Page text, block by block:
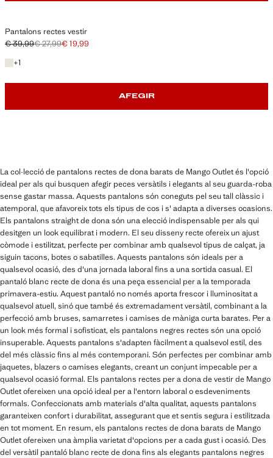
Pantalons rectes vestir
Preu inicial ratllat [€ 39,99 ]
€ 39,99
Segon preu ratllat [€ 27,99 ]
€ 27,99
Preu actual [€ 19,99 ]
€ 19,99
+1
+1 color
AFEGIR
La col·lecció de pantalons rectes de dona barats de Mango Outlet és l'opció
ideal per als qui busquen afegir peces versàtils i elegants al seu guarda-roba
sense gastar massa. Aquests pantalons són coneguts pel seu tall clàssic i
atemporal, que afavoreix tots els tipus de cos i s' adapta a diverses ocasions.
Els pantalons straight de dona són una elecció indispensable per als qui
desitgen un look equilibrat i modern. El seu disseny recte ofereix un ajust
còmode i estilitzat, perfecte per combinar amb qualsevol tipus de calçat, ja
siguin tacons, botes o sabatilles. Aquests pantalons són ideals per a
qualsevol ocasió, des d'una jornada laboral fins a una sortida casual. El
pantaló blanc recte de dona és una peça essencial per a la temporada
primavera-estiu. Aquest pantaló no només aporta frescor i lluminositat a
qualsevol atuell, sinó que també és extremadament versàtil, combinant a la
perfecció amb bruses, samarretes i camises de màniga curta barates. Per a
un look més formal i sofisticat, els pantalons negres rectes són una opció
insuperable. Aquests pantalons s'adapten fàcilment a qualsevol estil, des
del més clàssic fins al més contemporani. Són perfectes per combinar amb
jaquetes, blazers o camises elegants, creant un conjunt impecable per a
qualsevol ocasió formal. Els pantalons rectes per a dona de vestir de Mango
Outlet ofereixen una opció ideal per a l'entorn laboral o esdeveniments
formals. Confeccionats amb materials d'alta qualitat, aquests pantalons
garanteixen confort i durabilitat, assegurant que et sentis segura i estilitzada
en tot moment. En resum, els pantalons rectes de dona barats de Mango
Outlet ofereixen una àmplia varietat d'opcions per a cada gust i ocasió. Des
del versàtil pantaló blanc recte de dona fins als elegants pantalons negres